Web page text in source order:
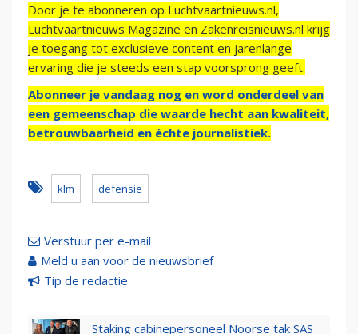
Door je te abonneren op Luchtvaartnieuws.nl,
Luchtvaartnieuws Magazine en Zakenreisnieuws.nl krijg
je toegang tot exclusieve content en jarenlange
ervaring die je steeds een stap voorsprong geeft.
Abonneer je vandaag nog en word onderdeel van
een gemeenschap die waarde hecht aan kwaliteit,
betrouwbaarheid en échte journalistiek.
klm defensie
Verstuur per e-mail
Meld u aan voor de nieuwsbrief
Tip de redactie
Staking cabinepersoneel Noorse tak SAS